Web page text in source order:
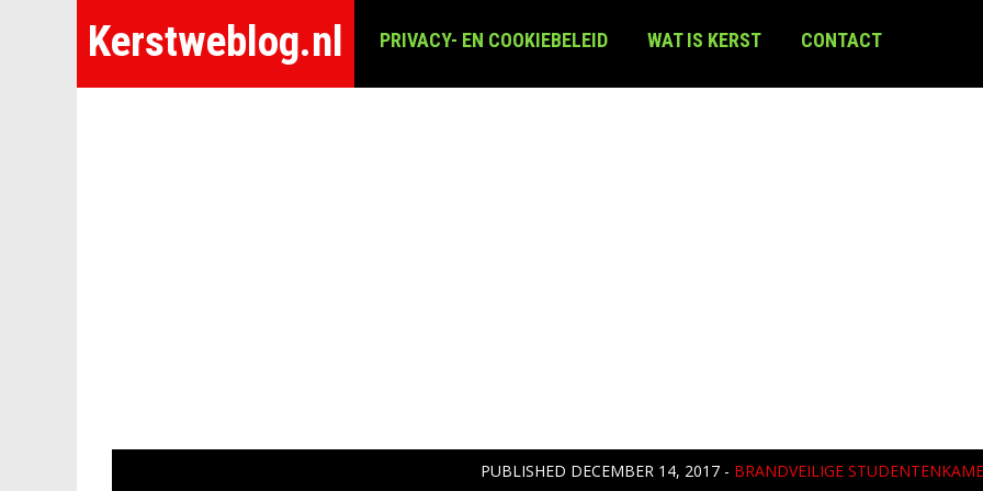
Kerstweblog.nl PRIVACY- EN COOKIEBELEID WAT IS KERST CONTACT
PUBLISHED DECEMBER 14, 2017 - BRANDVEILIGE